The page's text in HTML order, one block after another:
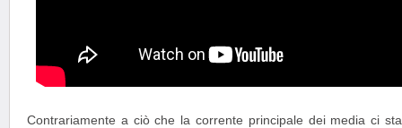
Contrariamente a ciò che la corrente principale dei media ci